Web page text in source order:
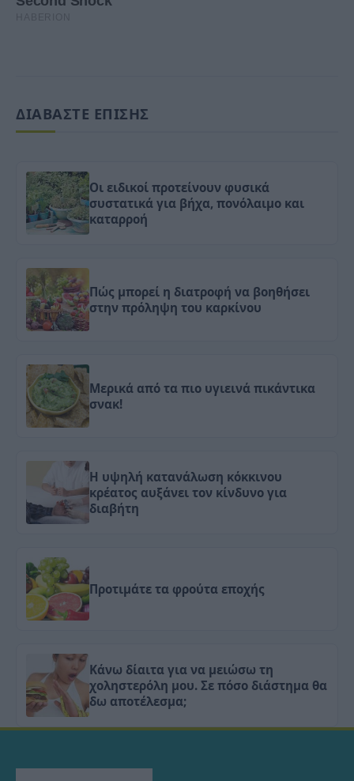
ΔΙΑΒΑΣΤΕ ΕΠΙΣΗΣ
Οι ειδικοί προτείνουν φυσικά
συστατικά για βήχα, πονόλαιμο και
καταρροή
Πώς μπορεί η διατροφή να βοηθήσει
στην πρόληψη του καρκίνου
Μερικά από τα πιο υγιεινά πικάντικα
σνακ!
Η υψηλή κατανάλωση κόκκινου
κρέατος αυξάνει τον κίνδυνο για
διαβήτη
Προτιμάτε τα φρούτα εποχής
Κάνω δίαιτα για να μειώσω τη
χοληστερόλη μου. Σε πόσο διάστημα θα
δω αποτέλεσμα;